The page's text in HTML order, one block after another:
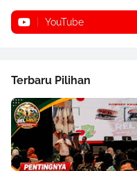
YouTube
Terbaru Pilihan